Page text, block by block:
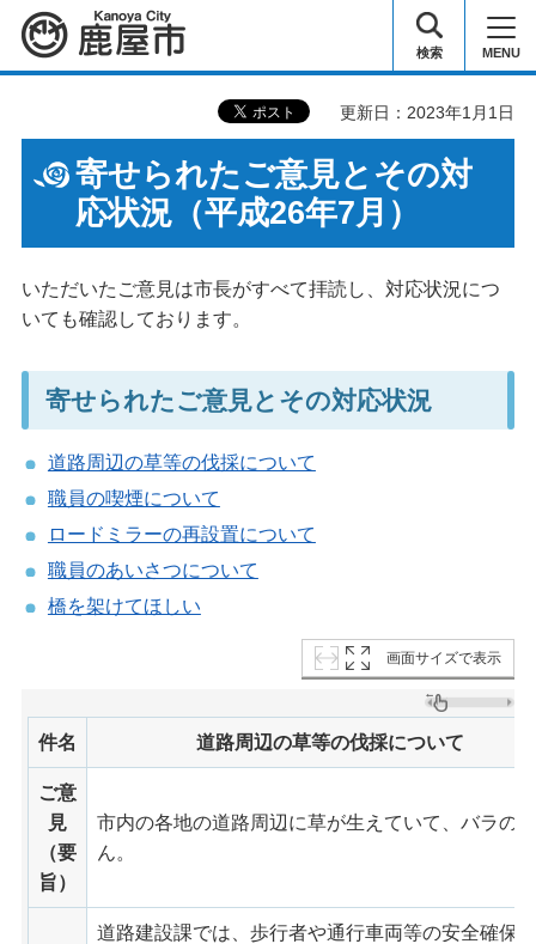
鹿屋市 検索 MENU
更新日：2023年1月1日
寄せられたご意見とその対
応状況（平成26年7月）
いただいたご意見は市長がすべて拝読し、対応状況につ
いても確認しております。
寄せられたご意見とその対応状況
道路周辺の草等の伐採について
職員の喫煙について
ロードミラーの再設置について
職員のあいさつについて
橋を架けてほしい
画面サイズで表示
件名 道路周辺の草等の伐採について
ご意
見
（要
旨）
市内の各地の道路周辺に草が生えていて、バラの
ん。
道路建設課では、歩行者や通行車両等の安全確保